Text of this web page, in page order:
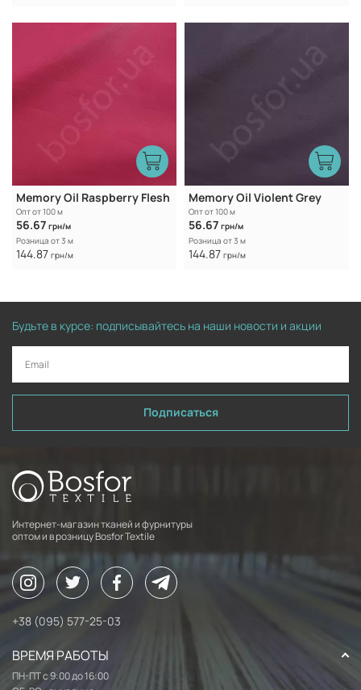
Memory Oil Raspberry Flesh
Опт от 100 м
56.67 грн/м
Розница от 3 м
144.87 грн/м
Memory Oil Violent Grey
Опт от 100 м
56.67 грн/м
Розница от 3 м
144.87 грн/м
Будьте в курсе: подписывайтесь на наши новости и акции
Подписаться
Интернет-магазин тканей и фурнитуры
оптом и в розницу Bosfor Textile
+38 (095) 577-25-03
ВРЕМЯ РАБОТЫ
ПН-ПТ с 9:00 до 16:00